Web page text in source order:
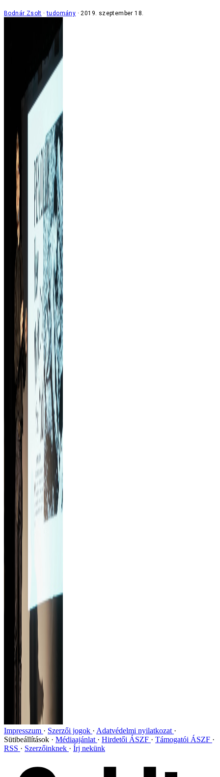
Bodnár Zsolt tudomány 2019. szeptember 18.
Impresszum Szerzői jogok
Adatvédelmi nyilatkozat
Sütibeállítások
Médiaajánlat Hirdetői ÁSZF
Támogatói ÁSZF
RSS
Szerzőinknek Írj nekünk